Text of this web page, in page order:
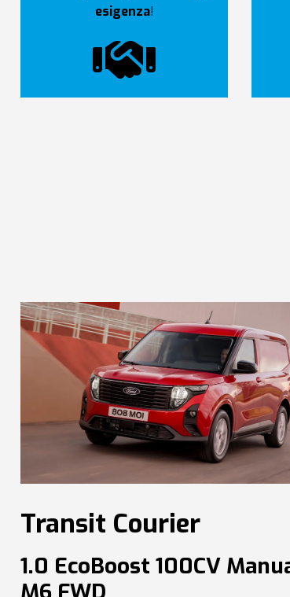
esigenza!
Transit Courier
1.0 EcoBoost 100CV